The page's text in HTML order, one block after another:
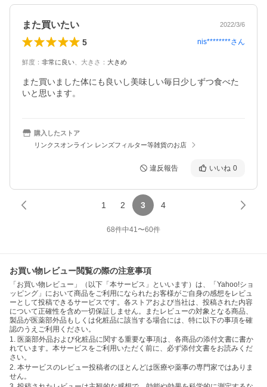
また買いたい 2022/3/6
5 nis********さん
鮮度 ： 非常に良い 大きさ ： 大きめ
また買いました体にも良いし美味しい毎日少しずつ食べた
いと思います。
購入したストア
リンクスオンライン レンズフィルター等雑貨のお店
違反報告 いいね 0
1 2 3 4
68件中41〜60件
お買い物レビュー閲覧の際の注意事項
「お買い物レビュー」（以下「本サービス」といいます）は、「Yahoo!ショ
ッピング」において商品をご利用になられたお客様がご自身の感想をレビュ
ーとして投稿できるサービスです。各ストアおよび当社は、投稿された内容
について正確性を含め一切保証しません。またレビューの対象となる商品、
製品が医薬部外品もしくは化粧品に該当する場合には、特に以下の事項を確
認のうえご利用ください。
1. 医薬部外品および化粧品に関する重要な事項は、各商品の添付文書に書か
れています。本サービスをご利用いただく前に、必ず添付文書をお読みくだ
さい。
2. 本サービスのレビュー投稿者のほとんどは医療や薬事の専門家ではありま
せん。